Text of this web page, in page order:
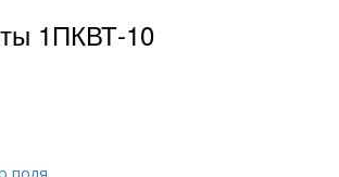
1ПКВТ-10